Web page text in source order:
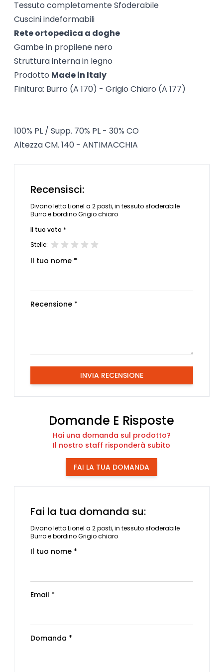
Tessuto completamente Sfoderabile
Cuscini indeformabili
Rete ortopedica a doghe
Gambe in propilene nero
Struttura interna in legno
Prodotto Made in Italy
Finitura: Burro (A 170) - Grigio Chiaro (A 177)
100% PL / Supp. 70% PL - 30% CO
Altezza CM. 140 - ANTIMACCHIA
Recensisci:
Divano letto Lionel a 2 posti, in tessuto sfoderabile
Burro e bordino Grigio chiaro
Il tuo voto *
Stelle:
Il tuo nome *
Recensione *
INVIA RECENSIONE
Domande E Risposte
Hai una domanda sul prodotto?
Il nostro staff risponderà subito
FAI LA TUA DOMANDA
Fai la tua domanda su:
Divano letto Lionel a 2 posti, in tessuto sfoderabile
Burro e bordino Grigio chiaro
Il tuo nome *
Email *
Domanda *